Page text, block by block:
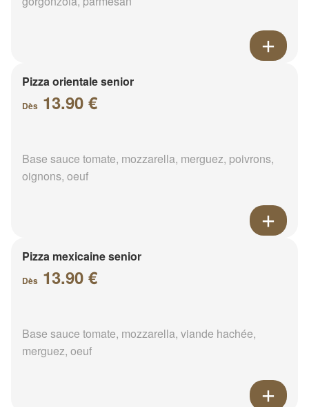
Pizza orientale senior
Dès 13.90 €
Base sauce tomate, mozzarella, merguez, poivrons,
oignons, oeuf
Pizza mexicaine senior
Dès 13.90 €
Base sauce tomate, mozzarella, viande hachée,
merguez, oeuf